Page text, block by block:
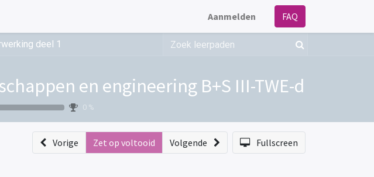
Aanmelden FAQ
deel 1
en engineering B+S III-TWE-d
0 %
Vorige Zet op voltooid Volgende Fullscreen